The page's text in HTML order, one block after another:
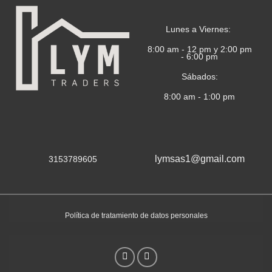
Lunes a Viernes:
8:00 am - 12 pm y 2:00 pm
- 6:00 pm
Sábados:
8:00 am - 1:00 pm
3153789605 lymsas1@gmail.com
Política de tratamiento de datos personales